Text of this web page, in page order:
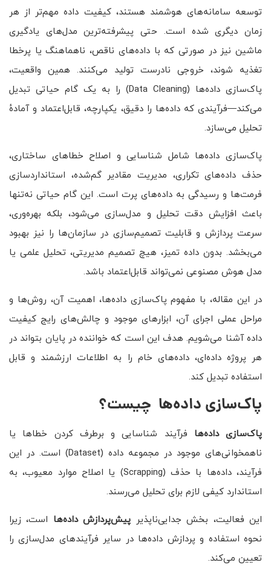
توسعه سامانه‌های هوشمند هستند، کیفیت داده مهم‌تر از هر
زمان دیگری شده است. حتی پیشرفته‌ترین مدل‌های یادگیری
ماشین نیز در صورتی که با داده‌های ناقص، ناهماهنگ یا پرخطا
تغذیه شوند، خروجی نادرست تولید می‌کنند. همین واقعیت،
پاک‌سازی داده‌ها (Data Cleaning) را به یک گام حیاتی تبدیل
می‌کند—فرآیندی که داده‌ها را دقیق، یکپارچه، قابل‌اعتماد و آمادهٔ
تحلیل می‌سازد.
پاک‌سازی داده‌ها شامل شناسایی و اصلاح خطاهای ساختاری،
حذف داده‌های تکراری، مدیریت مقادیر گم‌شده، استانداردسازی
فرمت‌ها و رسیدگی به داده‌های پرت است. این گام حیاتی نه‌تنها
باعث افزایش دقت تحلیل و مدل‌سازی می‌شود، بلکه بهره‌وری،
سرعت پردازش و قابلیت تصمیم‌سازی در سازمان‌ها را نیز بهبود
می‌بخشد. بدون داده تمیز، هیچ تصمیم مدیریتی، تحلیل علمی یا
مدل هوش مصنوعی نمی‌تواند قابل‌اعتماد باشد.
در این مقاله، با مفهوم پاک‌سازی داده‌ها، اهمیت آن، روش‌ها و
مراحل عملی اجرای آن، ابزارهای موجود و چالش‌های رایج کیفیت
داده آشنا می‌شویم. هدف این است که خواننده در پایان بتواند در
هر پروژه داده‌ای، داده‌های خام را به اطلاعات ارزشمند و قابل
استفاده تبدیل کند.
پاک‌سازی داده‌ها چیست؟
پاک‌سازی داده‌ها فرآیند شناسایی و برطرف کردن خطاها یا
ناهمخوانی‌های موجود در مجموعه داده (Dataset) است. در این
فرآیند، داده‌ها با حذف (Scrapping) یا اصلاح موارد معیوب، به
استاندارد کیفی لازم برای تحلیل می‌رسند.
این فعالیت، بخش جدایی‌ناپذیر پیش‌پردازش داده‌ها است، زیرا
نحوه استفاده و پردازش داده‌ها در سایر فرآیندهای مدل‌سازی را
تعیین می‌کند.